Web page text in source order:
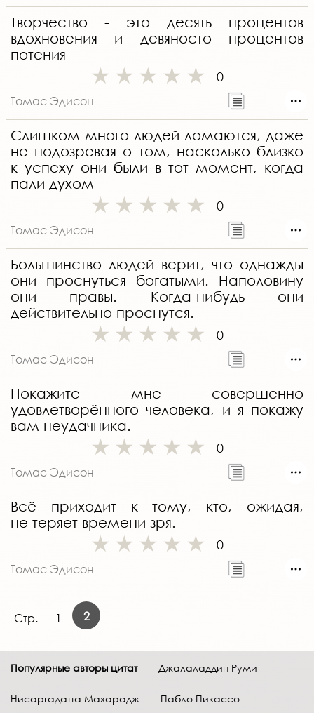
Творчество - это десять процентов
вдохновения и девяносто процентов
потения
0
Томас Эдисон
Слишком много людей ломаются, даже
не подозревая о том, насколько близко
к успеху они были в тот момент, когда
пали духом
0
Томас Эдисон
Большинство людей верит, что однажды
они проснуться богатыми. Наполовину
они правы. Когда-нибудь они
действительно проснутся.
0
Томас Эдисон
Покажите мне совершенно
удовлетворённого человека, и я покажу
вам неудачника.
0
Томас Эдисон
Всё приходит к тому, кто, ожидая,
не теряет времени зря.
0
Томас Эдисон
Стр. 1 2
Популярные авторы цитат Джалаладдин Руми
Нисаргадатта Махарадж Пабло Пикассо